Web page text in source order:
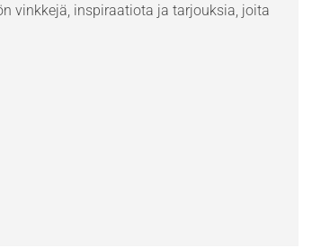
vinkkejä, inspiraatiota ja tarjouksia, joita